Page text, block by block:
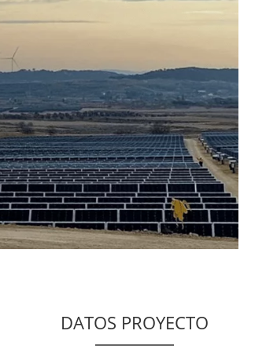
DATOS PROYECTO